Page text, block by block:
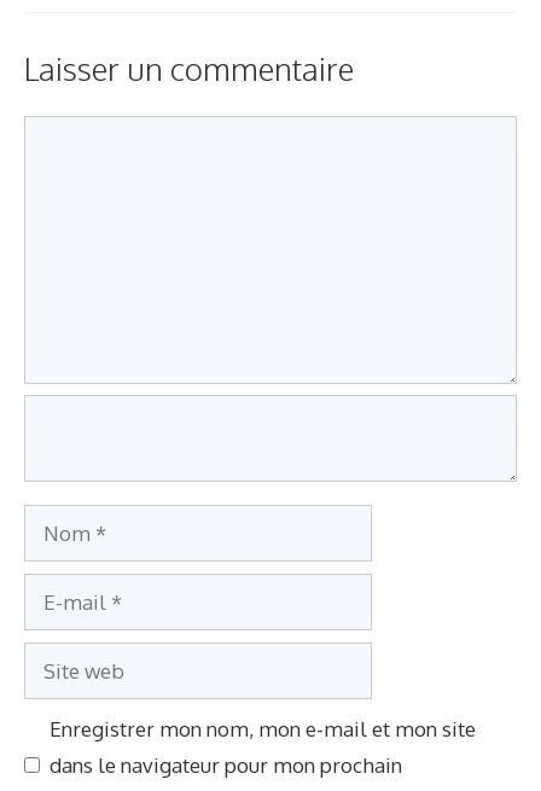
Laisser un commentaire
a
o
-
a
l
i
e
Enregistrer mon nom, mon e-mail et mon site
dans le navigateur pour mon prochain